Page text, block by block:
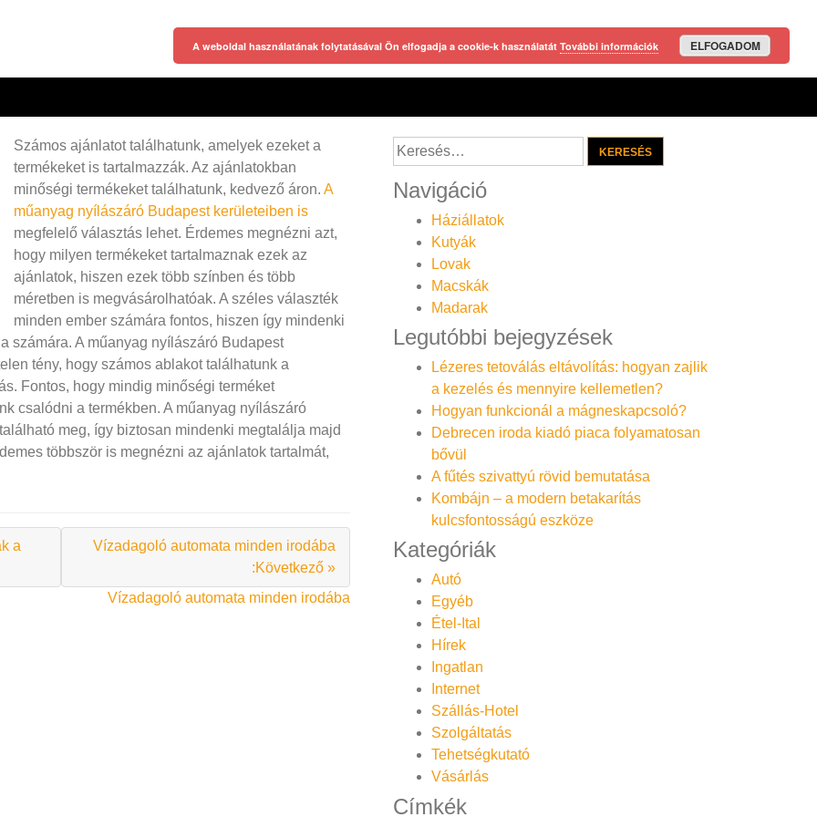
Számos ajánlatot találhatunk, amelyek ezeket a
termékeket is tartalmazzák. Az ajánlatokban
minőségi termékeket találhatunk, kedvező áron. A
műanyag nyílászáró Budapest kerületeiben is
megfelelő választás lehet. Érdemes megnézni azt,
hogy milyen termékeket tartalmaznak ezek az
ajánlatok, hiszen ezek több színben és több
méretben is megvásárolhatóak. A széles választék
minden ember számára fontos, hiszen így mindenki
számára. A műanyag nyílászáró Budapest
tény, hogy számos ablakot találhatunk a
Fontos, hogy mindig minőségi terméket
csalódni a termékben. A műanyag nyílászáró
meg, így biztosan mindenki megtalálja majd
többször is megnézni az ajánlatok tartalmát,
a
Vízadagoló automata minden irodába
:Következő »
Vízadagoló automata minden irodába
Keresés:
Navigáció
Háziállatok
Kutyák
Lovak
Macskák
Madarak
Legutóbbi bejegyzések
Lézeres tetoválás eltávolítás: hogyan zajlik
a kezelés és mennyire kellemetlen?
Hogyan funkcionál a mágneskapcsoló?
Debrecen iroda kiadó piaca folyamatosan
bővül
A fűtés szivattyú rövid bemutatása
Kombájn – a modern betakarítás
kulcsfontosságú eszköze
Kategóriák
Autó
Egyéb
Étel-Ital
Hírek
Ingatlan
Internet
Szállás-Hotel
Szolgáltatás
Tehetségkutató
Vásárlás
Címkék
A weboldal használatának folytatásával Ön elfogadja a cookie-k használatát További információk ELFOGADOM